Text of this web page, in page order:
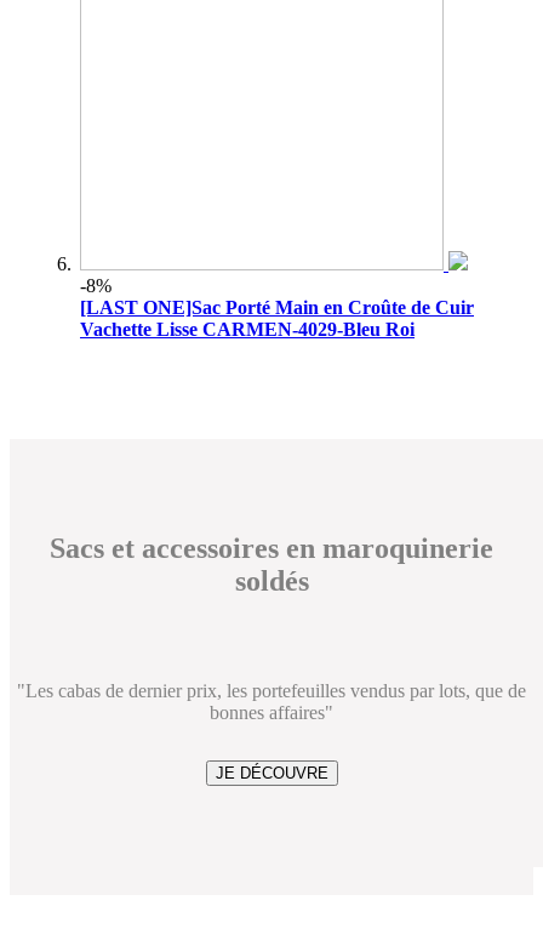
-8%
[LAST ONE]Sac Porté Main en Croûte de Cuir
Vachette Lisse CARMEN-4029-Bleu Roi
Sacs et accessoires en maroquinerie
soldés
"Les cabas de dernier prix, les portefeuilles vendus par lots, que de
bonnes affaires"
JE DÉCOUVRE